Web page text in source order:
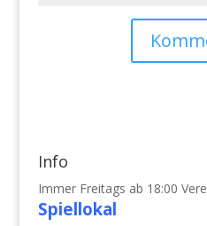
Info
Immer Freitags ab 18:00
Spiellokal